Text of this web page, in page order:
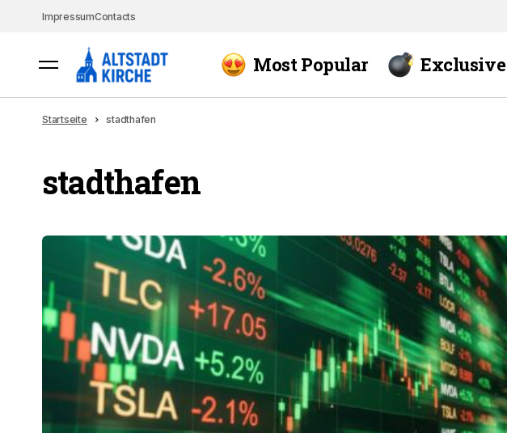
ImpressumContacts
Most Popular Exclusive
Startseite stadthafen
stadthafen